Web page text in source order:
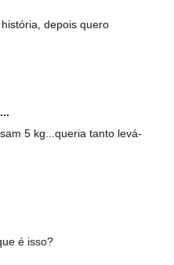
depois quero
5 kg...queria tanto levá-
é isso?